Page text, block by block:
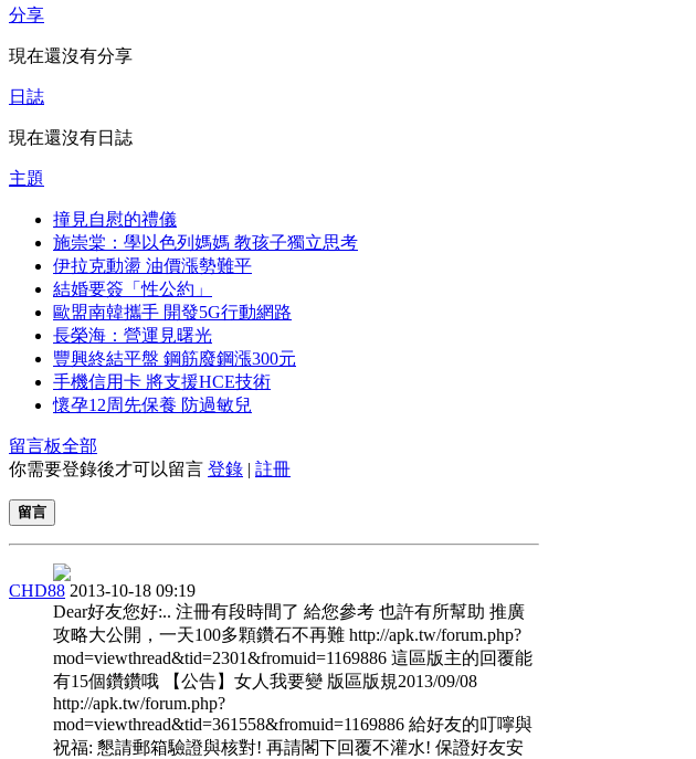
分享
現在還沒有分享
日誌
現在還沒有日誌
主題
撞見自慰的禮儀
施崇棠：學以色列媽媽 教孩子獨立思考
伊拉克動盪 油價漲勢難平
結婚要簽「性公約」
歐盟南韓攜手 開發5G行動網路
長榮海：營運見曙光
豐興終結平盤 鋼筋廢鋼漲300元
手機信用卡 將支援HCE技術
懷孕12周先保養 防過敏兒
留言板全部
你需要登錄後才可以留言 登錄 | 註冊
留言
CHD88 2013-10-18 09:19
Dear好友您好:.. 注冊有段時間了 給您參考 也許有所幫助 推廣
攻略大公開，一天100多顆鑽石不再難 http://apk.tw/forum.php?
mod=viewthread&tid=2301&fromuid=1169886 這區版主的回覆能
有15個鑽鑽哦 【公告】女人我要變 版區版規2013/09/08
http://apk.tw/forum.php?
mod=viewthread&tid=361558&fromuid=1169886 給好友的叮嚀與
祝福: 懇請郵箱驗證與核對! 再請閣下回覆不灌水! 保證好友安